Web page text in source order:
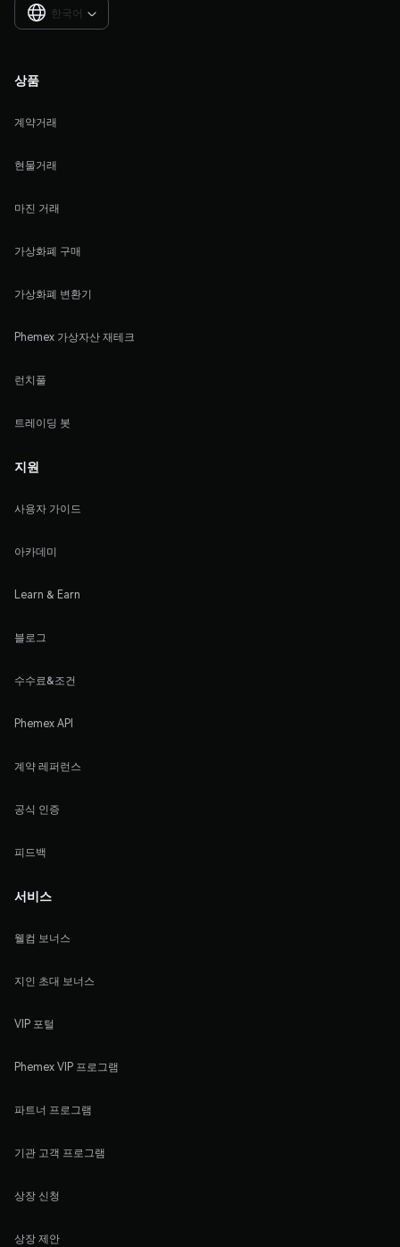
한국어 
상품
계약거래
현물거래
마진 거래
가상화폐 구매
가상화폐 변환기
Phemex 가상자산 재테크
런치풀
트레이딩 봇
지원
사용자 가이드
아카데미
Learn & Earn
블로그
수수료&조건
Phemex API
계약 레퍼런스
공식 인증
피드백
서비스
웰컴 보너스
지인 초대 보너스
VIP 포털
Phemex VIP 프로그램
파트너 프로그램
기관 고객 프로그램
상장 신청
상장 제안